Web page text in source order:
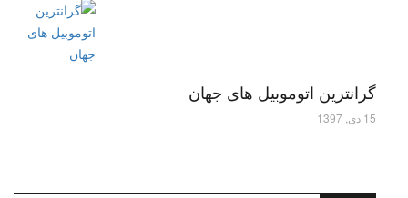
گرانترین اتوموبیل های جهان
15 دی, 1397